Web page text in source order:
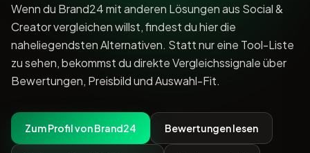
Wenn du Brand24 mit anderen Lösungen aus Social &
Creator vergleichen willst, findest du hier die
naheliegendsten Alternativen. Statt nur eine Tool-Liste
zu sehen, bekommst du direkte Vergleichssignale über
Bewertungen, Preisbild und Auswahl-Fit.
Zum Profil von Brand24 Bewertungen lesen